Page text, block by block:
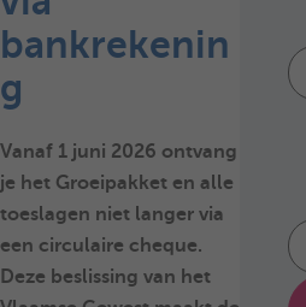
bankrekenin
g
Vanaf 1 juni 2026 ontvang
je het Groeipakket en alle
toeslagen niet langer via
een circulaire cheque.
Deze beslissing van het